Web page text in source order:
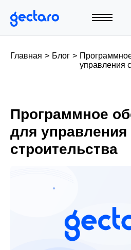
Главная > Блог >
управления
Программное
для управления
строительства